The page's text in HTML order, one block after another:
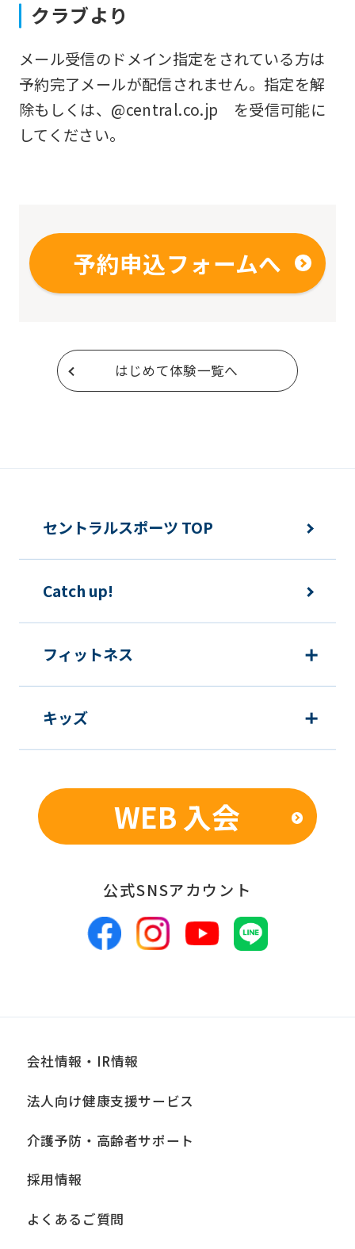
クラブより
メール受信のドメイン指定をされている方は
予約完了メールが配信されません。指定を解
除もしくは、@central.co.jp を受信可能に
してください。
予約申込フォームへ
はじめて体験一覧へ
service.
Automatic
セントラルスポーツ TOP
Catch up!
フィットネス
キッズ
WEB 入会
公式SNSアカウント
会社情報・IR情報
法人向け健康支援サービス
介護予防・高齢者サポート
採用情報
よくあるご質問